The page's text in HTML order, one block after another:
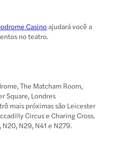
Casinoajudará você a
no teatro.
The Matcham Room,
Square, Londres
mais próximas são Leicester
Circus e Charing Cross.
N20, N29, N41 e N279.